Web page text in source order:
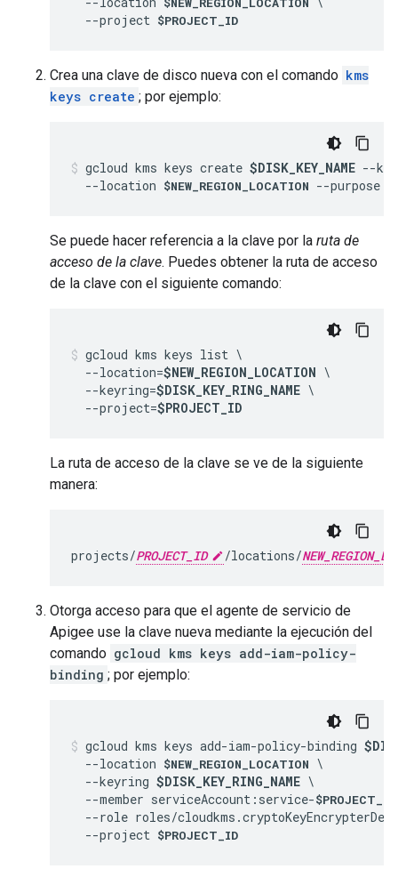
  --project
$PROJECT_ID
Crea una clave de disco nueva con el comando kms
keys create ; por ejemplo:
gcloud kms keys create $DISK_KEY_NAME --
  --location
$NEW_REGION_LOCATION --purpose
Se puede hacer referencia a la clave por la ruta de
acceso de la clave. Puedes obtener la ruta de acceso
de la clave con el siguiente comando:
gcloud kms keys list \
  --location=
$NEW_REGION_LOCATION \
  --keyring=
$DISK_KEY_RING_NAME \
  --project=
$PROJECT_ID
La ruta de acceso de la clave se ve de la siguiente
manera:
projects/PROJECT_ID /locations/
Otorga acceso para que el agente de servicio de
Apigee use la clave nueva mediante la ejecución del
comando gcloud kms keys add-iam-policy-
binding ; por ejemplo:
gcloud kms keys add-iam-policy-binding
  --location
$NEW_REGION_LOCATION \
  --keyring
$DISK_KEY_RING_NAME \
  --member serviceAccount:service-
--role roles/
  --project
$PROJECT_ID